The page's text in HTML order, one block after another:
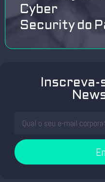
Cyber
Security do
Inscreva-